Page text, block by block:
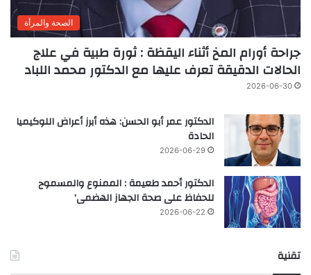
الصحة والمرأة
جراحة أورام المخ أثناء اليقظة : ثورة طبية في علاج
الحالات الدقيقة تعرف عليها مع الدكتور محمد اللباد
2026-06-30
الدكتور عمر أبو الحسن: هذه أبرز أعراض اللوكيميا
الحادة
2026-06-29
الدكتور أحمد طعيمة : الممنوع والمسموح
للحفاظ على صحة الجهاز الهضمى’
2026-06-22
تقنية